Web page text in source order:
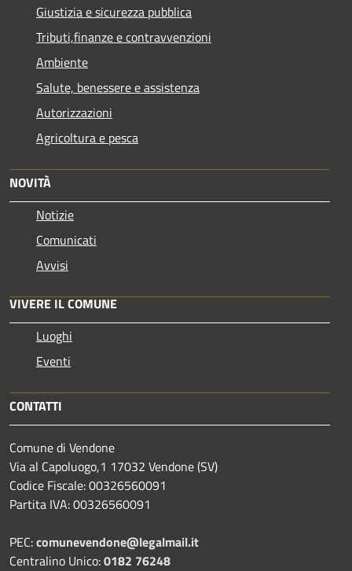
Giustizia e sicurezza pubblica
Tributi,finanze e contravvenzioni
Ambiente
Salute, benessere e assistenza
Autorizzazioni
Agricoltura e pesca
NOVITÀ
Notizie
Comunicati
Avvisi
VIVERE IL COMUNE
Luoghi
Eventi
CONTATTI
Comune di Vendone
Via al Capoluogo,1 17032 Vendone (SV)
Codice Fiscale: 00326560091
Partita IVA: 00326560091
PEC:comunevendone@legalmail.it
Centralino Unico:0182 76248